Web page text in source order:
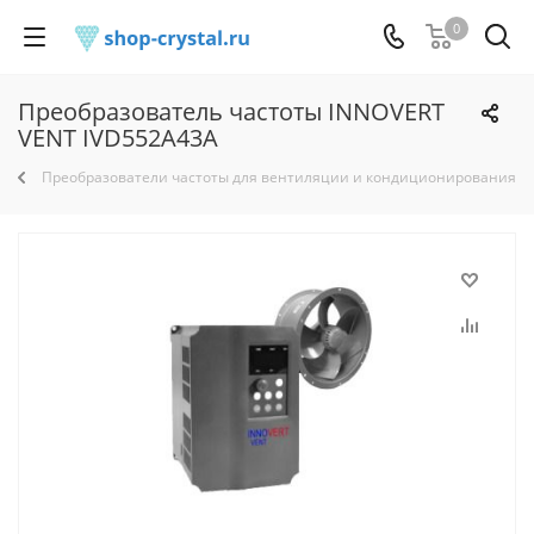
0
Преобразователь частоты INNOVERT
VENT IVD552A43A
Преобразователи частоты для вентиляции и кондиционирования